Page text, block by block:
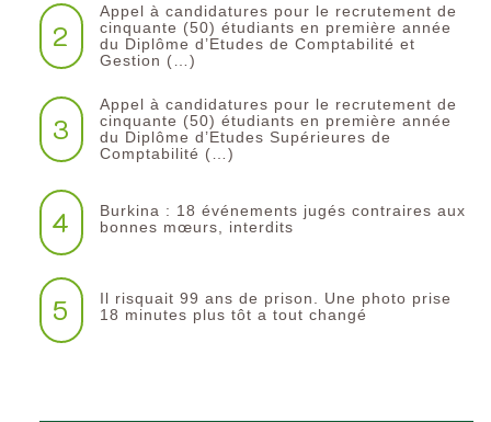
2
Appel à candidatures pour le recrutement de
cinquante (50) étudiants en première année
du Diplôme d’Etudes de Comptabilité et
Gestion (…)
3
Appel à candidatures pour le recrutement de
cinquante (50) étudiants en première année
du Diplôme d’Etudes Supérieures de
Comptabilité (…)
4
Burkina : 18 événements jugés contraires aux
bonnes mœurs, interdits
5
Il risquait 99 ans de prison. Une photo prise
18 minutes plus tôt a tout changé